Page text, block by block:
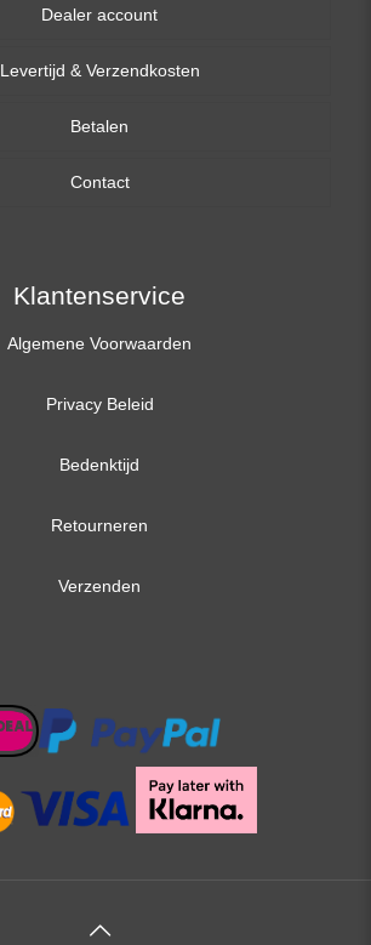
13,3 inch
14,0 inch
15,6 inch
17,3 inch
Dealer account
Levertijd & Verzendkosten
Betalen
Contact
Klantenservice
Algemene Voorwaarden
Privacy Beleid
Bedenktijd
Retourneren
Verzenden